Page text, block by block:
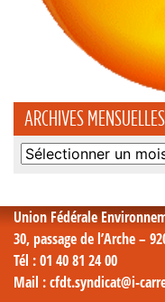
ARCHIVES MENSUELLES
Archives
Union Fédérale
30, passage de l’Arche –
Tél : 01 40 81 24 00
Mail : cfdt.syndicat@i-